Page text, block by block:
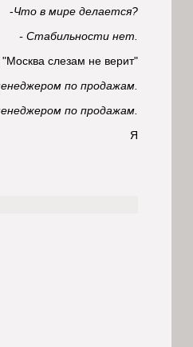
-Что в мире делается?
- Стабильности нет.
слезам не верит"
по продажам.
по продажам.
Я